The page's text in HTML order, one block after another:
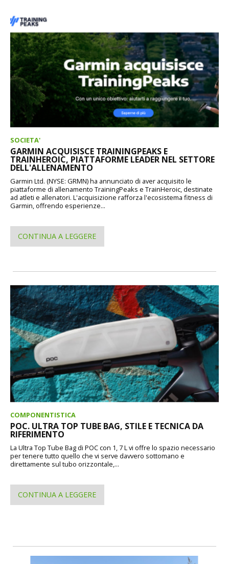
SOCIETA'
GARMIN ACQUISISCE TRAININGPEAKS E
TRAINHEROIC, PIATTAFORME LEADER NEL SETTORE
DELL'ALLENAMENTO
Garmin Ltd. (NYSE: GRMN) ha annunciato di aver acquisito le
piattaforme di allenamento TrainingPeaks e TrainHeroic, destinate
ad atleti e allenatori. L'acquisizione rafforza l'ecosistema fitness di
Garmin, offrendo esperienze...
CONTINUA A LEGGERE
COMPONENTISTICA
POC. ULTRA TOP TUBE BAG, STILE E TECNICA DA
RIFERIMENTO
La Ultra Top Tube Bag di POC con 1, 7 L vi offre lo spazio necessario
per tenere tutto quello che vi serve davvero sottomano e
direttamente sul tubo orizzontale,...
CONTINUA A LEGGERE